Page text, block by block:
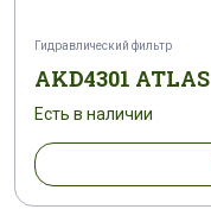
Гидравлический фильтр
AKD4301 ATLAS
Есть в наличии